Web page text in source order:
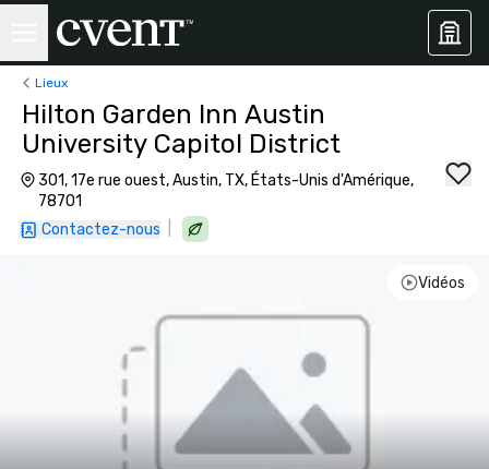
Lieux
Hilton Garden Inn Austin
University Capitol District
301, 17e rue ouest, Austin, TX, États-Unis d'Amérique,
78701
Contactez-nous
Vidéos